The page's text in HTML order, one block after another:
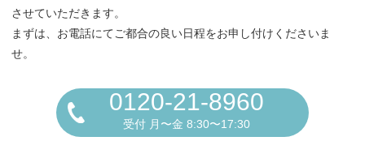
させていただきます。
まずは、お電話にてご都合の良い日程をお申し付けくださいま
せ。
0120-21-8960
受付 月〜金 8:30〜17:30